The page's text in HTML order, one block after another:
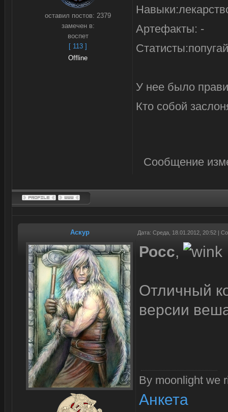
оставил постов: 2379
замечен в:
воспет
[ 113 ]
Offline
Артефакты: -
У нее было
Кто собой
Сообщение
Аскур Дата: Среда, 18.01.2012, 20:52 |
Росс,
Отличный
версии
By moonlight we
Анкета